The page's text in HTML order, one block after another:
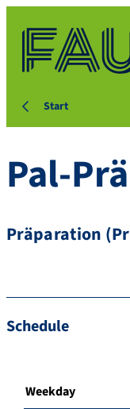
Start
Pal-
Präparation
Schedule
Weekday